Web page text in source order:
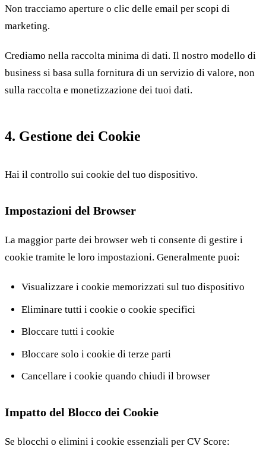
Non tracciamo aperture o clic delle email per scopi di
marketing.
Crediamo nella raccolta minima di dati. Il nostro modello di
business si basa sulla fornitura di un servizio di valore, non
sulla raccolta e monetizzazione dei tuoi dati.
4. Gestione dei Cookie
Hai il controllo sui cookie del tuo dispositivo.
Impostazioni del Browser
La maggior parte dei browser web ti consente di gestire i
cookie tramite le loro impostazioni. Generalmente puoi:
Visualizzare i cookie memorizzati sul tuo dispositivo
Eliminare tutti i cookie o cookie specifici
Bloccare tutti i cookie
Bloccare solo i cookie di terze parti
Cancellare i cookie quando chiudi il browser
Impatto del Blocco dei Cookie
Se blocchi o elimini i cookie essenziali per CV Score: